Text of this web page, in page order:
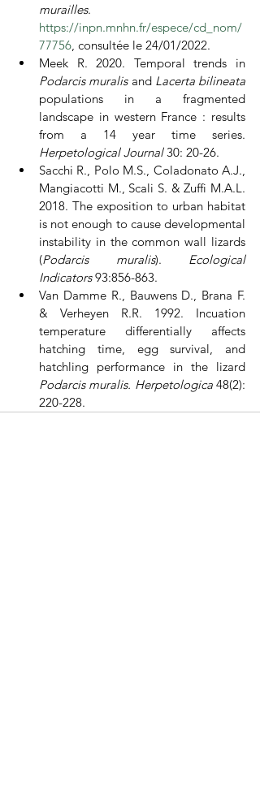
murailles
https://inpn.mnhn.fr/espece/cd_nom/
77756 , consultée le 24/01/2022.
Podarcis muralis and
populations in a fragmented
landscape in western France : results
Herpetological Journal 30: 20-26.
Sacchi R., Polo M.S., Coladonato A.J.,
Mangiacotti M., Scali S. & Zuffi M.A.L.
2018. The exposition to urban habitat
is not enough to cause developmental
instability in the common wall lizards
(Podarcis muralis). Ecological
Indicators 93:856-863.
Van Damme R., Bauwens D., Brana F.
& Verheyen R.R. 1992. Incuation
temperature differentially affects
hatching time, egg survival, and
Podarcis muralis. Herpetologica 48(2):
220-228.